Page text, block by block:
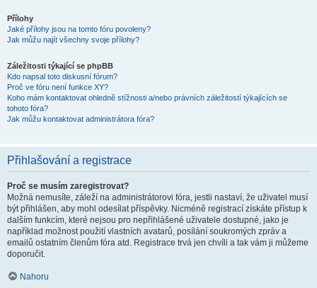
Přílohy
Jaké přílohy jsou na tomto fóru povoleny?
Jak můžu najít všechny svoje přílohy?
Záležitosti týkající se phpBB
Kdo napsal toto diskusní fórum?
Proč ve fóru není funkce XY?
Koho mám kontaktovat ohledně stížnosti a/nebo právních záležitostí týkajících se
tohoto fóra?
Jak můžu kontaktovat administrátora fóra?
Přihlašování a registrace
Proč se musím zaregistrovat?
Možná nemusíte, záleží na administrátorovi fóra, jestli nastaví, že uživatel musí
být přihlášen, aby mohl odesílat příspěvky. Nicméně registrací získáte přístup k
dalším funkcím, které nejsou pro nepřihlášené uživatele dostupné, jako je
například možnost použití vlastních avatarů, posílání soukromých zpráv a
emailů ostatním členům fóra atd. Registrace trvá jen chvíli a tak vám ji můžeme
doporučit.
Nahoru